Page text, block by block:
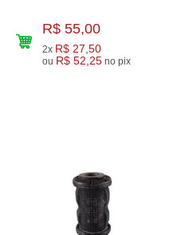
R$ 55,00
2x R$ 27,50
ou R$ 52,25 no pix